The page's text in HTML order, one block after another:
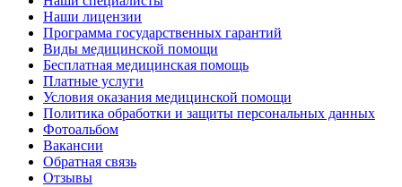
Наши лицензии
Программа государственных гарантий
Виды медицинской помощи
Бесплатная медицинская помощь
Платные услуги
Условия оказания медицинской помощи
Политика обработки и защиты персональных данных
Фотоальбом
Вакансии
Обратная связь
Отзывы